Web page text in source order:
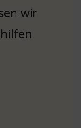
wir